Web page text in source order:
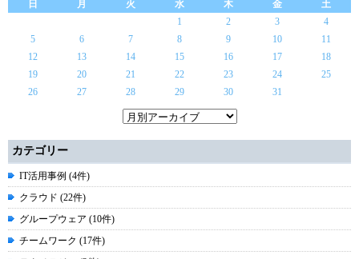
日
月 火 水 木 金
土
1
2 3
4
5
6 7 8 9 10
11
12
13 14 15 16 17
18
19
20 21 22 23 24
25
26
27 28 29 30 31
カテゴリー
IT活用事例 (4件)
クラウド (22件)
グループウェア (10件)
チームワーク (17件)